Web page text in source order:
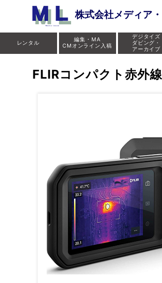
株式会社メディア
レンタル
編集・MA
CMオンライン入稿
デジタイズ
ダビング・
アーカイブ
FLIRコンパクト赤外